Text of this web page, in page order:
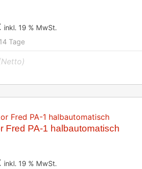
inkl. 19 % MwSt.
14 Tage
Fred PA-1 halbautomatisch
inkl. 19 % MwSt.